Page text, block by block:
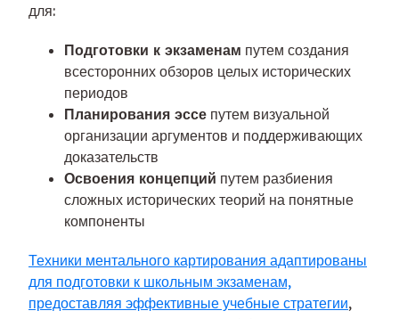
для:
Подготовки к экзаменам путем создания
всесторонних обзоров целых исторических
периодов
Планирования эссе путем визуальной
организации аргументов и поддерживающих
доказательств
Освоения концепций путем разбиения
сложных исторических теорий на понятные
компоненты
Техники ментального картирования адаптированы
для подготовки к школьным экзаменам,
предоставляя эффективные учебные стратегии,